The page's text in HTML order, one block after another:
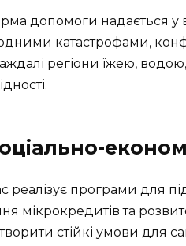
допомоги надається у
катастрофами,
регіони їжею,
реалізує програми для
мікрокредитів та
стійкі умови для